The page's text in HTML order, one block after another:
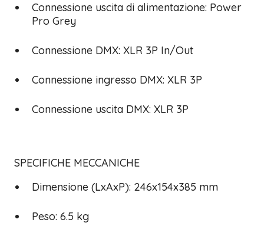
Connessione uscita di alimentazione: Power
Pro Grey
Connessione DMX: XLR 3P In/Out
Connessione ingresso DMX: XLR 3P
Connessione uscita DMX: XLR 3P
SPECIFICHE MECCANICHE
Dimensione (LxAxP): 246x154x385 mm
Peso: 6.5 kg